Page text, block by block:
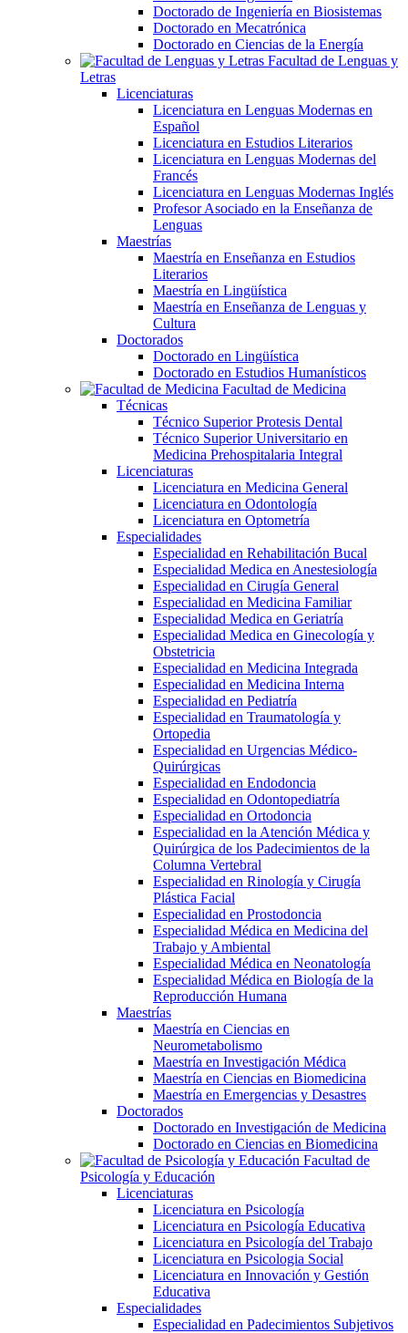
Doctorado de Ingeniería en Biosistemas
Doctorado en Mecatrónica
Doctorado en Ciencias de la Energía
Facultad de Lenguas y
Letras
Licenciaturas
Licenciatura en Lenguas Modernas en
Español
Licenciatura en Estudios Literarios
Licenciatura en Lenguas Modernas del
Francés
Licenciatura en Lenguas Modernas Inglés
Profesor Asociado en la Enseñanza de
Lenguas
Maestrías
Maestría en Enseñanza en Estudios
Literarios
Maestría en Lingüística
Maestría en Enseñanza de Lenguas y
Cultura
Doctorados
Doctorado en Lingüística
Doctorado en Estudios Humanísticos
Facultad de Medicina
Técnicas
Técnico Superior Protesis Dental
Técnico Superior Universitario en
Medicina Prehospitalaria Integral
Licenciaturas
Licenciatura en Medicina General
Licenciatura en Odontología
Licenciatura en Optometría
Especialidades
Especialidad en Rehabilitación Bucal
Especialidad Medica en Anestesiología
Especialidad en Cirugía General
Especialidad en Medicina Familiar
Especialidad Medica en Geriatría
Especialidad Medica en Ginecología y
Obstetricia
Especialidad en Medicina Integrada
Especialidad en Medicina Interna
Especialidad en Pediatría
Especialidad en Traumatología y
Ortopedia
Especialidad en Urgencias Médico-
Quirúrgicas
Especialidad en Endodoncia
Especialidad en Odontopediatría
Especialidad en Ortodoncia
Especialidad en la Atención Médica y
Quirúrgica de los Padecimientos de la
Columna Vertebral
Especialidad en Rinología y Cirugía
Plástica Facial
Especialidad en Prostodoncia
Especialidad Médica en Medicina del
Trabajo y Ambiental
Especialidad Médica en Neonatología
Especialidad Médica en Biología de la
Reproducción Humana
Maestrías
Maestría en Ciencias en
Neurometabolismo
Maestría en Investigación Médica
Maestría en Ciencias en Biomedicina
Maestría en Emergencias y Desastres
Doctorados
Doctorado en Investigación de Medicina
Doctorado en Ciencias en Biomedicina
Facultad de
Psicología y Educación
Licenciaturas
Licenciatura en Psicología
Licenciatura en Psicología Educativa
Licenciatura en Psicología del Trabajo
Licenciatura en Psicologia Social
Licenciatura en Innovación y Gestión
Educativa
Especialidades
Especialidad en Padecimientos Subjetivos